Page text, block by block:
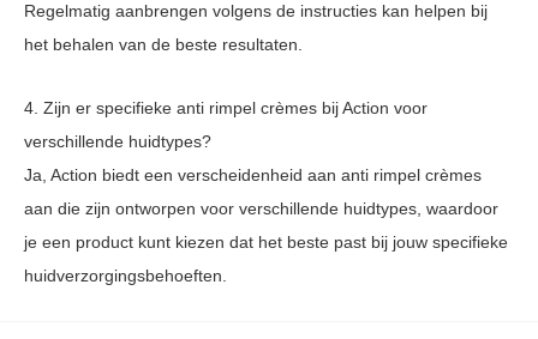
Regelmatig aanbrengen volgens de instructies kan helpen bij
het behalen van de beste resultaten.
4. Zijn er specifieke anti rimpel crèmes bij Action voor
verschillende huidtypes?
Ja, Action biedt een verscheidenheid aan anti rimpel crèmes
aan die zijn ontworpen voor verschillende huidtypes, waardoor
je een product kunt kiezen dat het beste past bij jouw specifieke
huidverzorgingsbehoeften.